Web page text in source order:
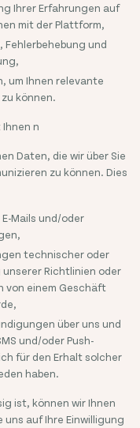
Ihrer Erfahrungen auf
mit der Plattform,
und
um Ihnen relevante
können.
n
Daten, die wir über Sie
zu können. Dies
Mails und/oder
technischer oder
Richtlinien oder
von einem Geschäft
über uns und
und/oder Push-
für den Erhalt solcher
haben.
ist, können wir Ihnen
auf Ihre Einwilligung